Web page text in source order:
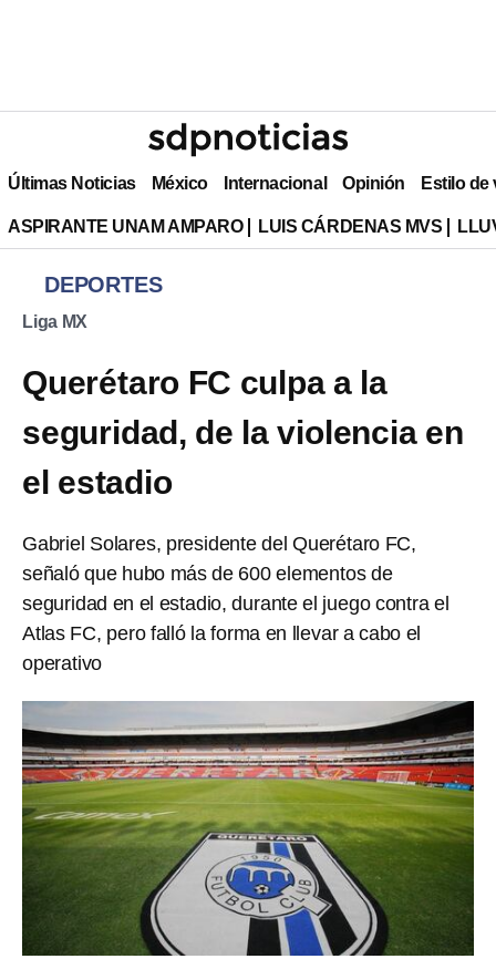
Últimas Noticias México Internacional Opinión Estilo de
ASPIRANTE UNAM AMPARO LUIS CÁRDENAS MVS
DEPORTES
Liga MX
Querétaro FC culpa a la
seguridad, de la violencia en
el estadio
Gabriel Solares, presidente del Querétaro FC,
señaló que hubo más de 600 elementos de
seguridad en el estadio, durante el juego contra el
Atlas FC, pero falló la forma en llevar a cabo el
operativo